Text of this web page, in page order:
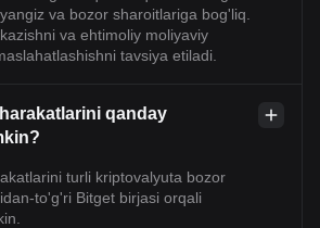
va bozor sharoitlariga bog'liq.
va ehtimoliy moliyaviy
tavsiya etiladi.
qanday
turli kriptovalyuta bozor
to'g'ri Bitget birjasi orqali